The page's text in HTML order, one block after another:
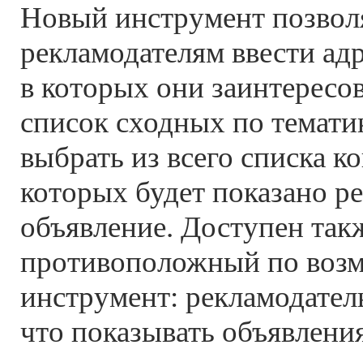
Новый инструмент
рекламодателям ввести
в которых они
список сходных по
выбрать из всего списка
которых будет показано
объявление. Доступен
противоположный по
инструмент:
что показывать